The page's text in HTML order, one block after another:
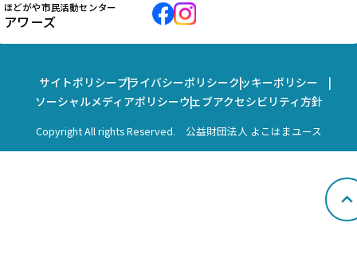
ほどがや市民活動センター
アワーズ
サイトポリシープライバシーポリシークッキーポリシー
ソーシャルメディアポリシーウェブアクセシビリティ方針
Copyright All rights Reserved. 公益財団法人 よこはまユース